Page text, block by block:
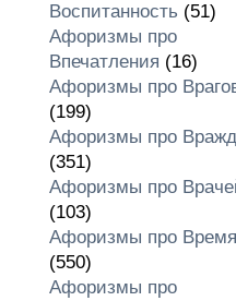
Воспитанность (51)
Афоризмы про
Впечатления (16)
Афоризмы про
(199)
Афоризмы про
(351)
Афоризмы про
(103)
Афоризмы про Время
(550)
Афоризмы про